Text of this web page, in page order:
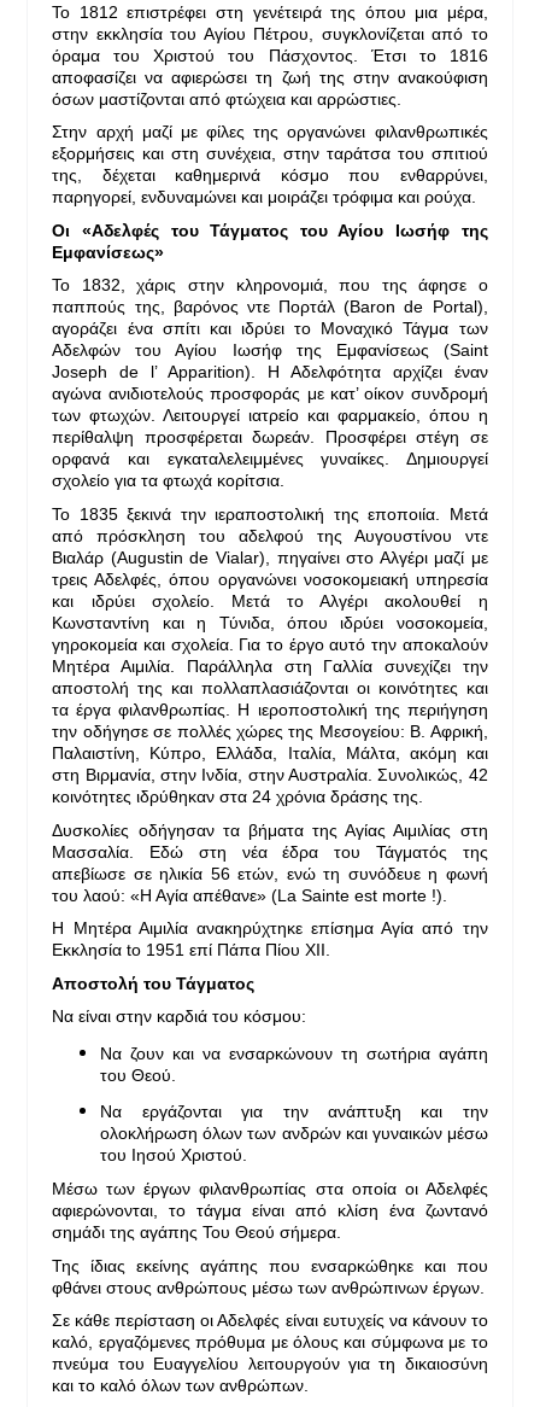
Το 1812 επιστρέφει στη γενέτειρά της όπου μια μέρα,
στην εκκλησία του Αγίου Πέτρου, συγκλονίζεται από το
όραμα του Χριστού του Πάσχοντος. Έτσι το 1816
αποφασίζει να αφιερώσει τη ζωή της στην ανακούφιση
όσων μαστίζονται από φτώχεια και αρρώστιες.
Στην αρχή μαζί με φίλες της οργανώνει φιλανθρωπικές
εξορμήσεις και στη συνέχεια, στην ταράτσα του σπιτιού
της, δέχεται καθημερινά κόσμο που ενθαρρύνει,
παρηγορεί, ενδυναμώνει και μοιράζει τρόφιμα και ρούχα.
Οι «Αδελφές του Τάγματος του Αγίου Ιωσήφ της
Εμφανίσεως»
Το 1832, χάρις στην κληρονομιά, που της άφησε ο
παππούς της, βαρόνος ντε Πορτάλ (Baron de Portal),
αγοράζει ένα σπίτι και ιδρύει το Μοναχικό Τάγμα των
Αδελφών του Αγίου Ιωσήφ της Εμφανίσεως (Saint
Joseph de l’ Apparition). Η Αδελφότητα αρχίζει έναν
αγώνα ανιδιοτελούς προσφοράς με κατ’ οίκον συνδρομή
των φτωχών. Λειτουργεί ιατρείο και φαρμακείο, όπου η
περίθαλψη προσφέρεται δωρεάν. Προσφέρει στέγη σε
ορφανά και εγκαταλελειμμένες γυναίκες. Δημιουργεί
σχολείο για τα φτωχά κορίτσια.
Το 1835 ξεκινά την ιεραποστολική της εποποιία. Μετά
από πρόσκληση του αδελφού της Αυγουστίνου ντε
Βιαλάρ (Augustin de Vialar), πηγαίνει στο Αλγέρι μαζί με
τρεις Αδελφές, όπου οργανώνει νοσοκομειακή υπηρεσία
και ιδρύει σχολείο. Μετά το Αλγέρι ακολουθεί η
Κωνσταντίνη και η Τύνιδα, όπου ιδρύει νοσοκομεία,
γηροκομεία και σχολεία. Για το έργο αυτό την αποκαλούν
Μητέρα Αιμιλία. Παράλληλα στη Γαλλία συνεχίζει την
αποστολή της και πολλαπλασιάζονται οι κοινότητες και
τα έργα φιλανθρωπίας. Η ιεροποστολική της περιήγηση
την οδήγησε σε πολλές χώρες της Μεσογείου: Β. Αφρική,
Παλαιστίνη, Κύπρο, Ελλάδα, Ιταλία, Μάλτα, ακόμη και
στη Βιρμανία, στην Ινδία, στην Αυστραλία. Συνολικώς, 42
κοινότητες ιδρύθηκαν στα 24 χρόνια δράσης της.
Δυσκολίες οδήγησαν τα βήματα της Αγίας Αιμιλίας στη
Μασσαλία. Εδώ στη νέα έδρα του Τάγματός της
απεβίωσε σε ηλικία 56 ετών, ενώ τη συνόδευε η φωνή
του λαού: «Η Αγία απέθανε» (La Sainte est morte !).
H Μητέρα Αιμιλία ανακηρύχτηκε επίσημα Αγία από την
Εκκλησία to 1951 επί Πάπα Πίου ΧΙΙ.
Αποστολή του Τάγματος
Να είναι στην καρδιά του κόσμου:
Να ζουν και να ενσαρκώνουν τη σωτήρια αγάπη
του Θεού.
Να εργάζονται για την ανάπτυξη και την
ολοκλήρωση όλων των ανδρών και γυναικών μέσω
του Ιησού Χριστού.
Μέσω των έργων φιλανθρωπίας στα οποία οι Αδελφές
αφιερώνονται, το τάγμα είναι από κλίση ένα ζωντανό
σημάδι της αγάπης Του Θεού σήμερα.
Της ίδιας εκείνης αγάπης που ενσαρκώθηκε και που
φθάνει στους ανθρώπους μέσω των ανθρώπινων έργων.
Σε κάθε περίσταση οι Αδελφές είναι ευτυχείς να κάνουν το
καλό, εργαζόμενες πρόθυμα με όλους και σύμφωνα με το
πνεύμα του Ευαγγελίου λειτουργούν για τη δικαιοσύνη
και το καλό όλων των ανθρώπων.